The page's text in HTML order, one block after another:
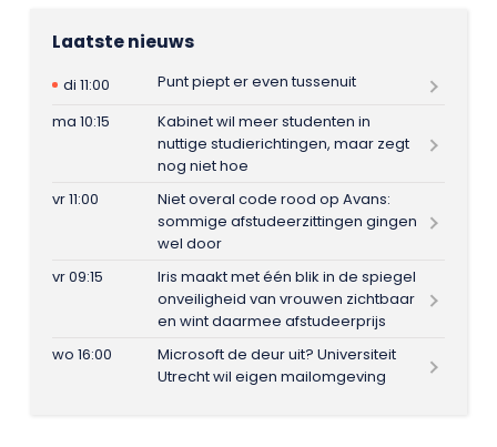
Laatste nieuws
di 11:00
Punt piept er even tussenuit
ma 10:15
Kabinet wil meer studenten in
nuttige studierichtingen, maar zegt
nog niet hoe
vr 11:00
Niet overal code rood op Avans:
sommige afstudeerzittingen gingen
wel door
vr 09:15
Iris maakt met één blik in de spiegel
onveiligheid van vrouwen zichtbaar
en wint daarmee afstudeerprijs
wo 16:00
Microsoft de deur uit? Universiteit
Utrecht wil eigen mailomgeving